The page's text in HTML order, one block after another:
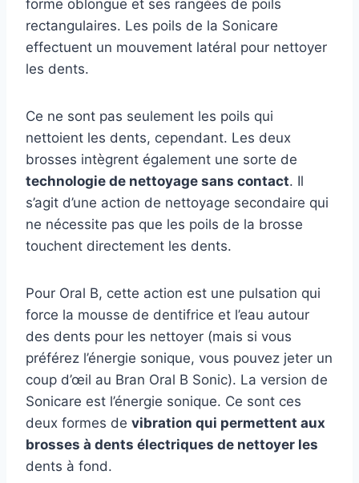
forme oblongue et ses rangées de poils
rectangulaires. Les poils de la Sonicare
effectuent un mouvement latéral pour nettoyer
les dents.
Ce ne sont pas seulement les poils qui
nettoient les dents, cependant. Les deux
brosses intègrent également une sorte de
technologie de nettoyage sans contact. Il
s’agit d’une action de nettoyage secondaire qui
ne nécessite pas que les poils de la brosse
touchent directement les dents.
Pour Oral B, cette action est une pulsation qui
force la mousse de dentifrice et l’eau autour
des dents pour les nettoyer (mais si vous
préférez l’énergie sonique, vous pouvez jeter un
coup d’œil au Bran Oral B Sonic). La version de
Sonicare est l’énergie sonique. Ce sont ces
deux formes de vibration qui permettent aux
brosses à dents électriques de nettoyer les
dents à fond.